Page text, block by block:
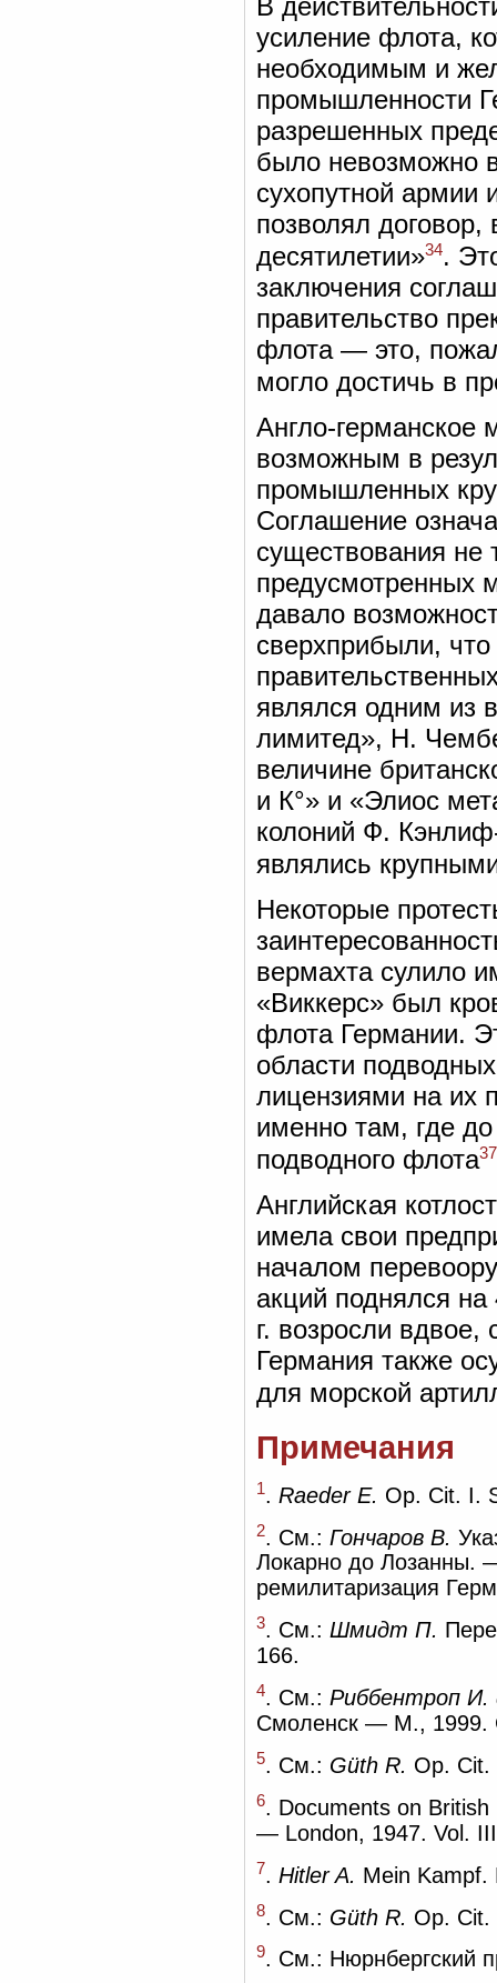
В
усиление флота,
необходимым и
промышленности
разрешенных
было невозможно
сухопутной
позволял
десятилетии»34.
заключения
правительство
флота — это,
могло достичь в
Англо-германское
возможным в
промышленных
Соглашение
существования не
предусмотренных
давало
сверхприбыли, что
являлся одним из
лимитед», Н.
величине
и К°» и «Элиос
колоний Ф.
являлись
Некоторые
вермахта сулило
«Виккерс» был
флота Германии.
области
лицензиями на их
именно там, где
подводного флота37
Английская
имела свои
началом
акций поднялся
г. возросли
Германия также
для морской
Примечания
1. Raeder E. Op. Cit. I.
2. См.: Гончаров В.
Локарно до
ремилитаризация
3. См.: Шмидт П.
166.
4. См.: Риббентроп И.
Смоленск — М., 1999.
5. См.: Güth R. Op. Cit.
6. Documents on
— London, 1947. Vol.
7. Hitler A. Mein Kampf.
8 . См.: Güth R. Op. Cit.
9. См.: Нюрнбергский